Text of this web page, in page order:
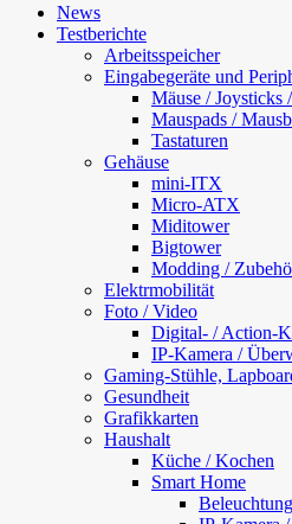
News
Testberichte
Arbeitsspeicher
Eingabegeräte und
Mäuse / Joysticks
Mauspads /
Tastaturen
Gehäuse
mini-ITX
Micro-ATX
Miditower
Bigtower
Modding /
Elektrmobilität
Foto / Video
Digital- / Action-
IP-Kamera /
Gaming-Stühle,
Gesundheit
Grafikkarten
Haushalt
Küche / Kochen
Smart Home
Beleuchtung